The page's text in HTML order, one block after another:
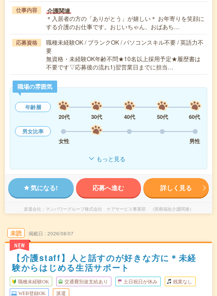
仕事内容 介護関連
＊入居者の方の「ありがとう」が嬉しい＊ お年寄りを笑顔に
する介護のお仕事です。おじいちゃん、おばあち…
応募資格
職種未経験OK / ブランクOK / パソコンスキル不要 / 英語力不
要
無資格・未経験OK年齢不問★10名以上採用予定★履歴書は
不要です▽応募後の流れ1)翌営業日までに担当…
職場の雰囲気
年齢層
20代
30代 40代 50代
60代
男女比率
女性
男性
もっと見る
気になる! 応募へ進む 詳しく見る
派遣会社 マンパワーグループ株式会社 ケアサービス事業部 （医療福祉介護関連）
未読
NEW
掲載日 2026/08/07
【介護staff】人と話すのが好きな方に＊未経
験からはじめる生活サポート
職種未経験OK 交通費別途支給あり 土日祝日が休み 残業なし
WEB登録OK 派遣